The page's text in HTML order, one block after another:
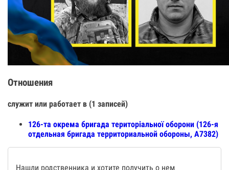
Отношения
служит или работает в (1 записей)
126-та окрема бригада територіальної оборони (126-я
отдельная бригада территориальной обороны, А7382)
Нашли родственника и хотите получить о нем